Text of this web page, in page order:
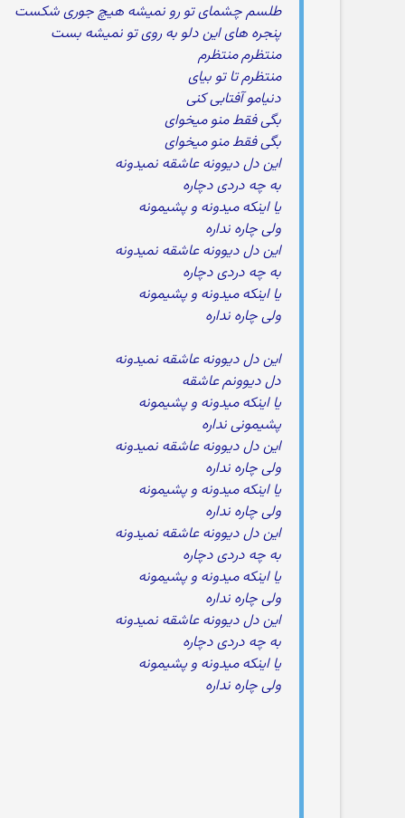
طلسم چشمای تو رو نمیشه هیچ جوری شکست
پنجره های این دلو به روی تو نمیشه بست
منتظرم منتظرم
منتظرم تا تو بیای
دنیامو آفتابی کنی
بگی فقط منو میخوای
بگی فقط منو میخوای
این دل دیوونه عاشقه نمیدونه
به چه دردی دچاره
یا اینکه میدونه و پشیمونه
ولی چاره نداره
این دل دیوونه عاشقه نمیدونه
به چه دردی دچاره
یا اینکه میدونه و پشیمونه
ولی چاره نداره
این دل دیوونه عاشقه نمیدونه
دل دیوونم عاشقه
یا اینکه میدونه و پشیمونه
پشیمونی نداره
این دل دیوونه عاشقه نمیدونه
ولی چاره نداره
یا اینکه میدونه و پشیمونه
ولی چاره نداره
این دل دیوونه عاشقه نمیدونه
به چه دردی دچاره
یا اینکه میدونه و پشیمونه
ولی چاره نداره
این دل دیوونه عاشقه نمیدونه
به چه دردی دچاره
یا اینکه میدونه و پشیمونه
ولی چاره نداره